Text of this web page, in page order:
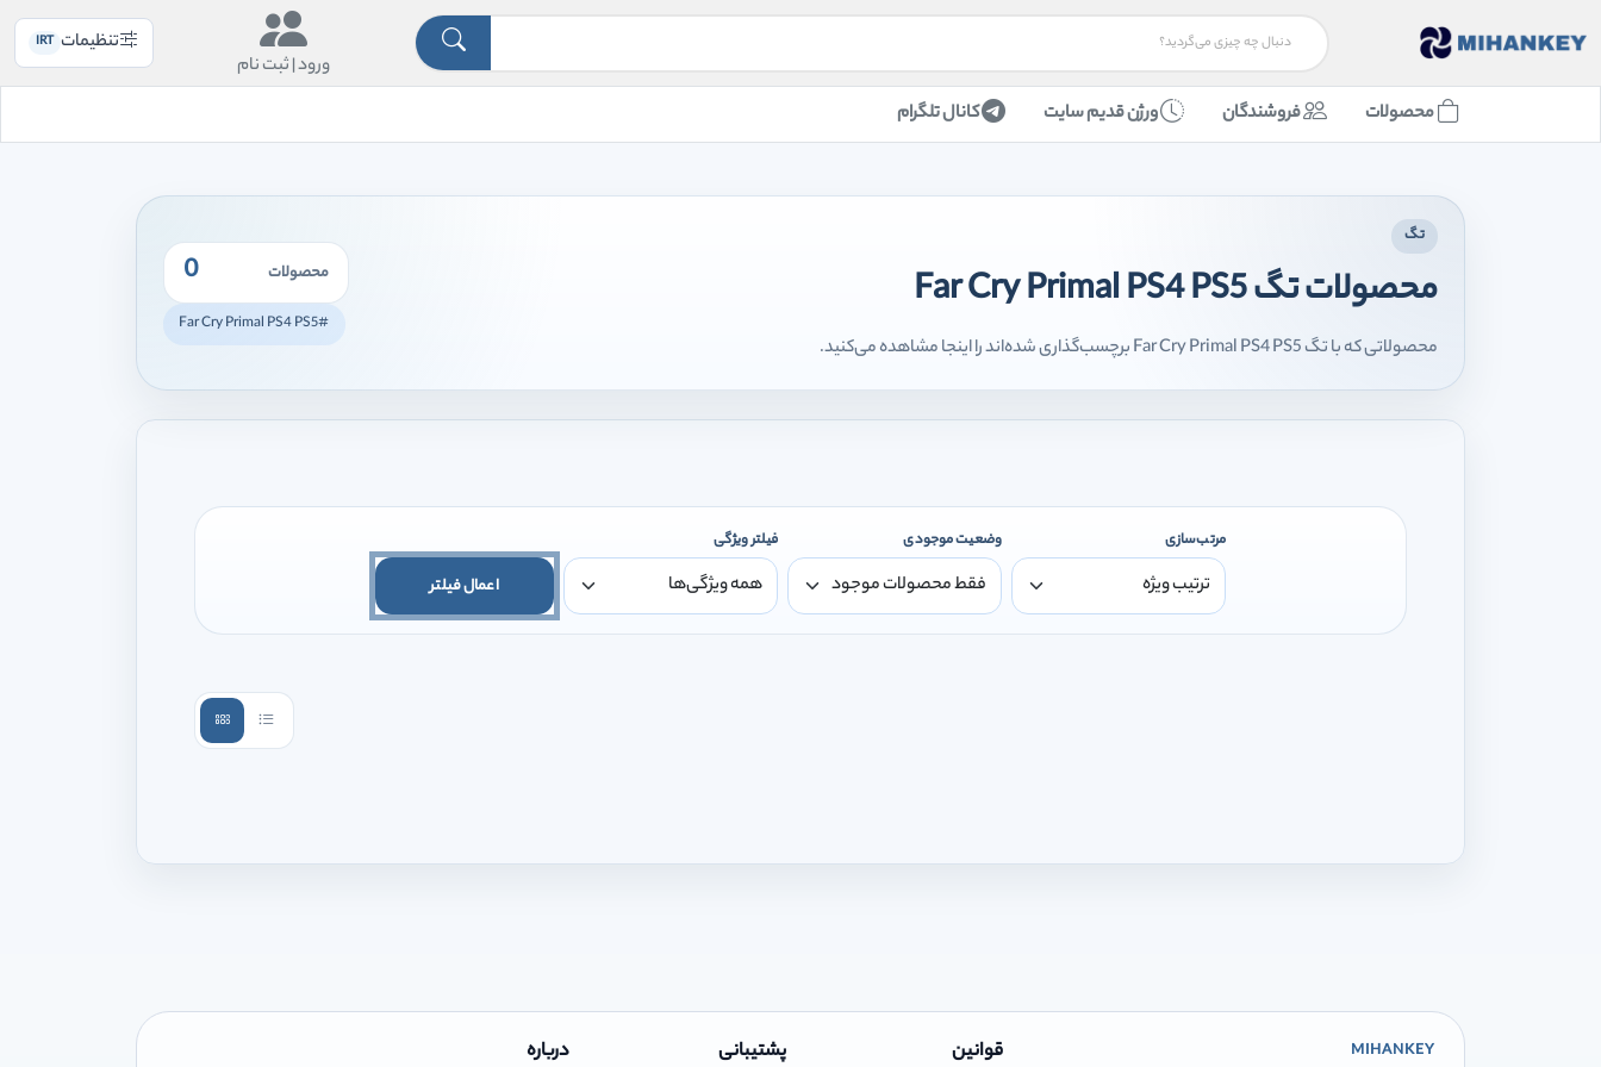
ورود |ثبت نام
تنظیمات IRT
محصولات فروشندگان ورژن قدیم سایت کانال تلگرام
تگ
محصولات تگ Far Cry Primal PS4 PS5
محصولاتی که با تگ Far Cry Primal PS4 PS5 برچسب‌گذاری شده‌اند را اینجا مشاهده می‌کنید.
محصولات 0
#Far Cry Primal PS4 PS5
مرتب‌سازی وضعیت موجودی فیلتر ویژگی
اعمال فیلتر
MIHANKEY قوانین پشتیبانی درباره